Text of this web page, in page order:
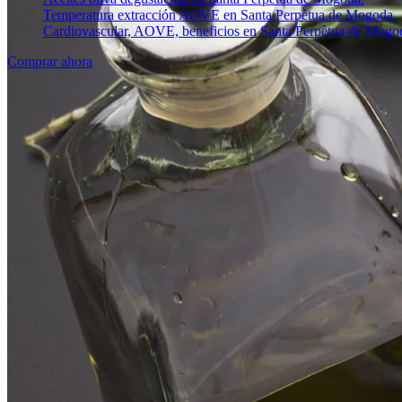
Temperatura extracción AOVE en Santa Perpètua de Mogoda.
Cardiovascular, AOVE, beneficios en Santa Perpètua de
Comprar ahora